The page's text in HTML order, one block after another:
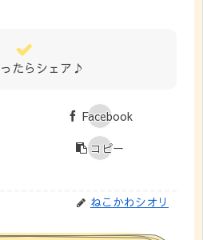
たらシェア♪
Facebook
コピー
ねこかわシオリ